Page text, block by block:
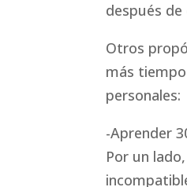
después de
Otros
más
personales:
-Aprender
Por un